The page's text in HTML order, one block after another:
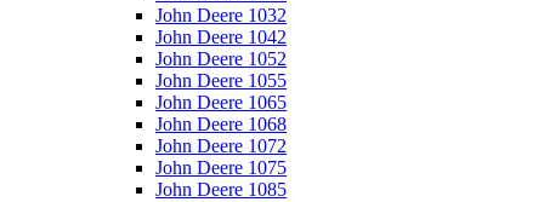
John Deere 1032
John Deere 1042
John Deere 1052
John Deere 1055
John Deere 1065
John Deere 1068
John Deere 1072
John Deere 1075
John Deere 1085